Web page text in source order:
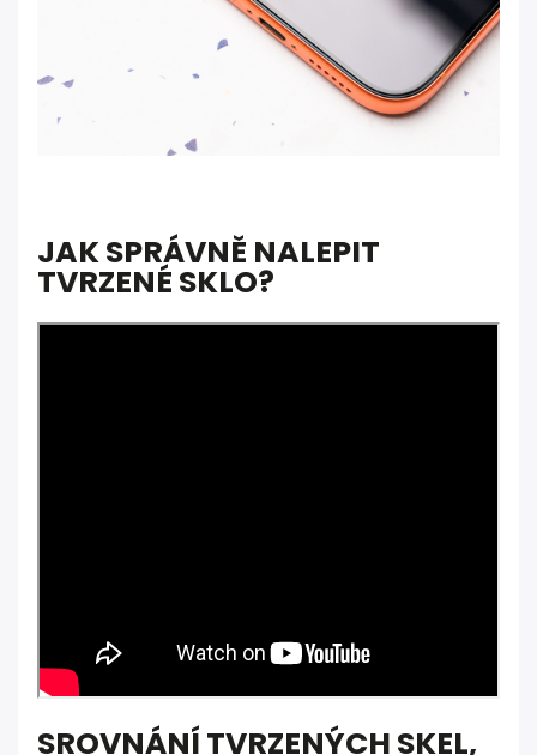
JAK SPRÁVNĚ NALEPIT
TVRZENÉ SKLO?
SROVNÁNÍ TVRZENÝCH SKEL,